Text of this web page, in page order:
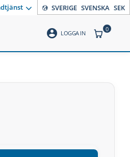
SVERIGE SVENSKA SEK
account_circle LOGGA IN ANTAL
0